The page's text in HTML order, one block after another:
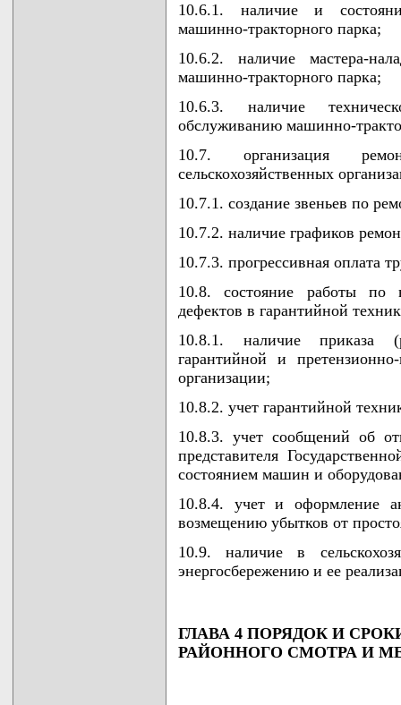
10.6.1. наличие и
машинно-тракторного парка;
10.6.2. наличие мастера-
машинно-тракторного парка;
10.6.3. наличие
обслуживанию машинно-
10.7. организация
сельскохозяйственных
10.7.1. создание звеньев по
10.7.2. наличие графиков
10.7.3. прогрессивная оплата
10.8. состояние работы по
дефектов в гарантийной
10.8.1. наличие приказа
гарантийной и
организации;
10.8.2. учет гарантийной
10.8.3. учет сообщений об
представителя
состоянием машин и
10.8.4. учет и оформление
возмещению убытков от
10.9. наличие в
энергосбережению и ее
ГЛАВА 4 ПОРЯДОК И
РАЙОННОГО СМОТРА И